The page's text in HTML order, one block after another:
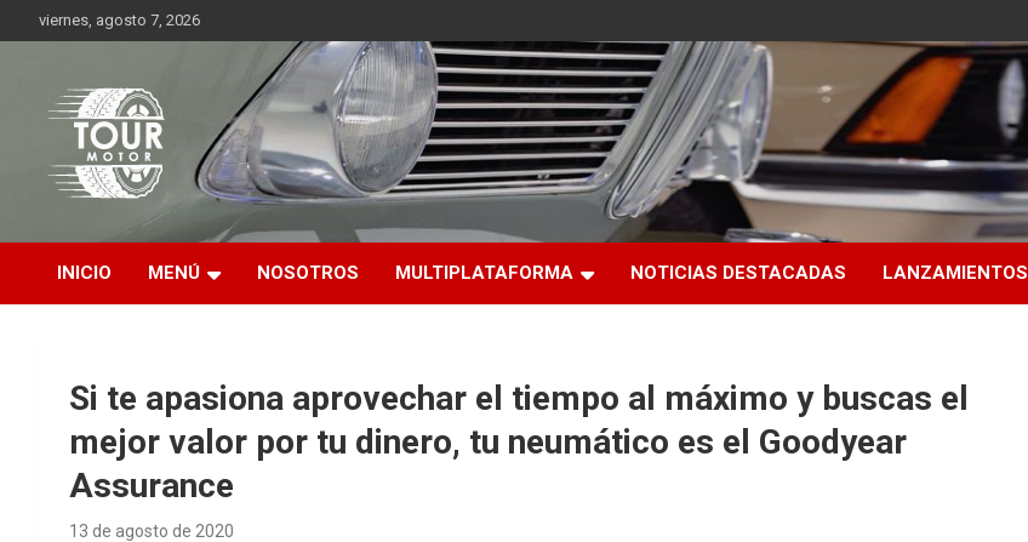
al
viernes, agosto 7, 2026
Tour Motor
Plataforma de contenido audiovisual para el sector automotriz
INICIO MENÚ NOSOTROS MULTIPLATAFORMA NOTICIAS DESTACADAS LANZAMIENTOS
Si te apasiona aprovechar el tiempo al máximo y buscas el
mejor valor por tu dinero, tu neumático es el Goodyear
Assurance
13 de agosto de 2020